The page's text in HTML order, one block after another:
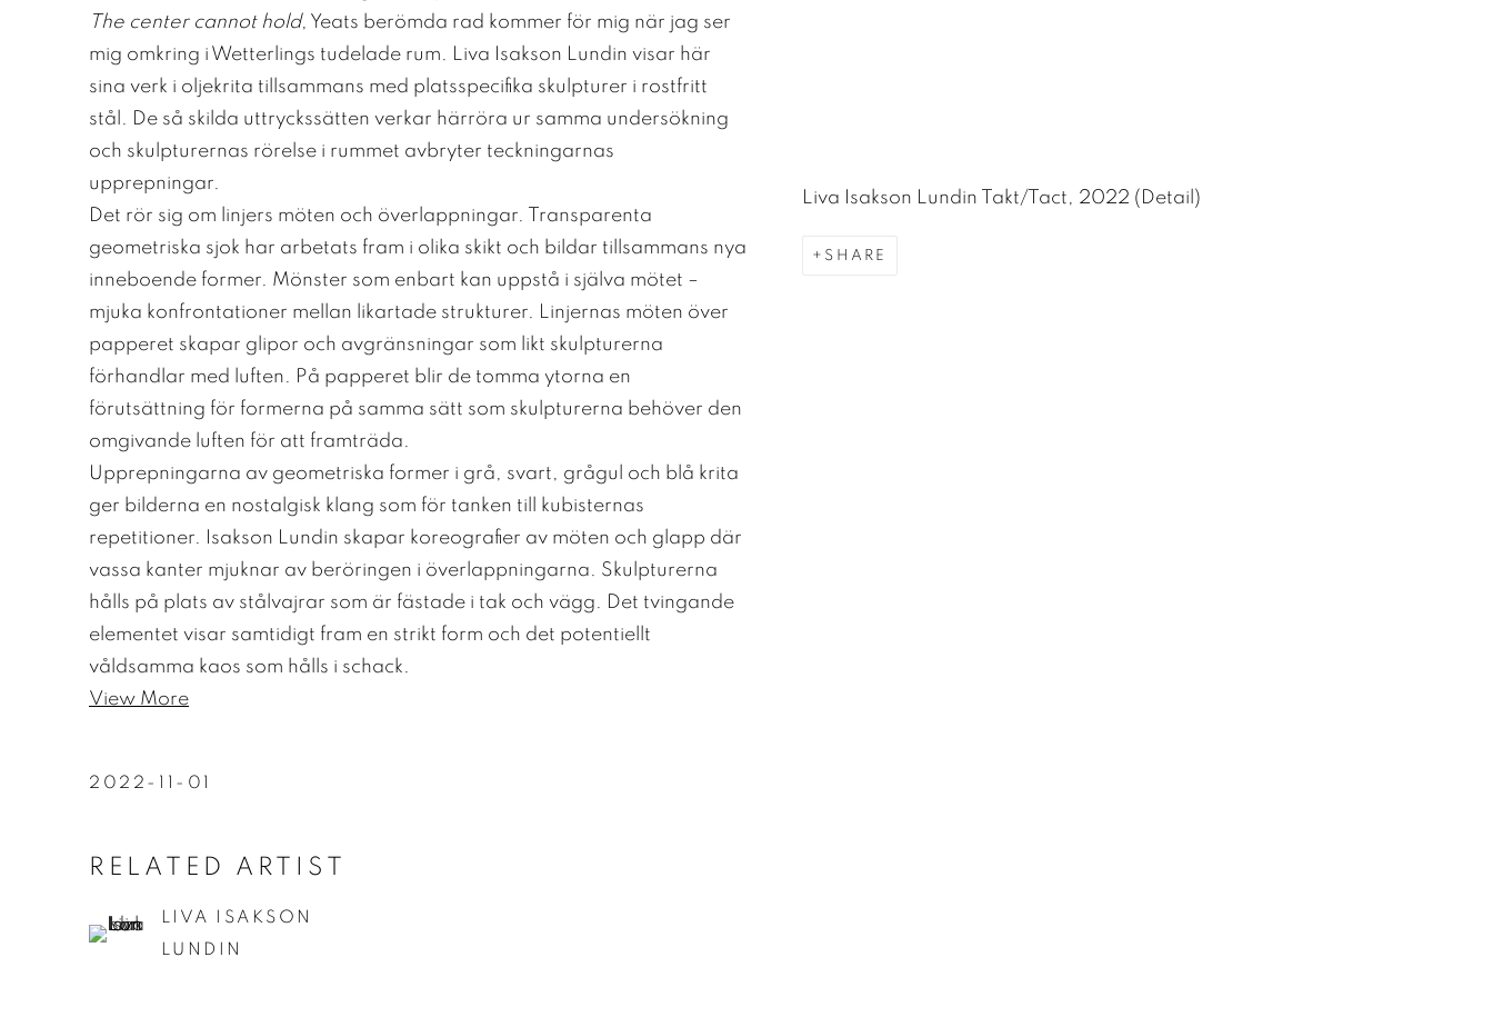
Liva Isakson Lundin Takt/Tact, 2022 (Detail)
SHARE
The center cannot hold, Yeats berömda rad kommer för mig när jag ser
mig omkring i Wetterlings tudelade rum. Liva Isakson Lundin visar här
sina verk i oljekrita tillsammans med platsspecifika skulpturer i rostfritt
stål. De så skilda uttryckssätten verkar härröra ur samma undersökning
och skulpturernas rörelse i rummet avbryter teckningarnas
upprepningar.
Det rör sig om linjers möten och överlappningar. Transparenta
geometriska sjok har arbetats fram i olika skikt och bildar tillsammans nya
inneboende former. Mönster som enbart kan uppstå i själva mötet –
mjuka konfrontationer mellan likartade strukturer. Linjernas möten över
papperet skapar glipor och avgränsningar som likt skulpturerna
förhandlar med luften. På papperet blir de tomma ytorna en
förutsättning för formerna på samma sätt som skulpturerna behöver den
omgivande luften för att framträda.
Upprepningarna av geometriska former i grå, svart, grågul och blå krita
ger bilderna en nostalgisk klang som för tanken till kubisternas
repetitioner. Isakson Lundin skapar koreografier av möten och glapp där
vassa kanter mjuknar av beröringen i överlappningarna. Skulpturerna
hålls på plats av stålvajrar som är fästade i tak och vägg. Det tvingande
elementet visar samtidigt fram en strikt form och det potentiellt
våldsamma kaos som hålls i schack.
View More
2022-11-01
RELATED ARTIST
LIVA ISAKSON
LUNDIN